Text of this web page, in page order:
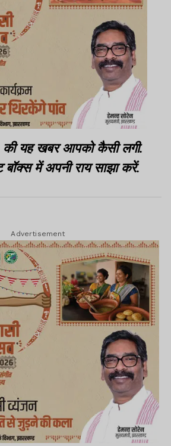
यह खबर आपको कैसी लगी.
बॉक्स में अपनी राय साझा करें.
Advertisement